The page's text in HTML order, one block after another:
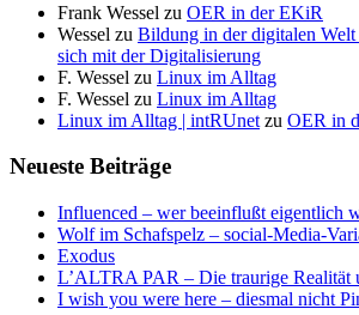
Frank Wessel zu OER in der EKiR
Wessel zu Bildung in der digitalen
sich mit der Digitalisierung
F. Wessel zu Linux im Alltag
F. Wessel zu Linux im Alltag
Linux im Alltag | intRUnet zu OER in
Neueste Beiträge
Influenced – wer beeinflußt eigentlich
Wolf im Schafspelz – social-Media-
Exodus
L’ALTRA PAR – Die traurige Realität
I wish you were here – diesmal nicht